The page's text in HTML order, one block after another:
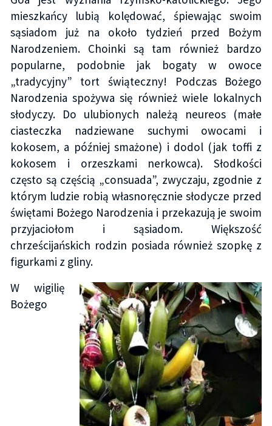
mieszkańcy lubią kolędować, śpiewając swoim
sąsiadom już na około tydzień przed Bożym
Narodzeniem. Choinki są tam również bardzo
popularne, podobnie jak bogaty w owoce
„tradycyjny” tort świąteczny! Podczas Bożego
Narodzenia spożywa się również wiele lokalnych
słodyczy. Do ulubionych należą neureos (małe
ciasteczka nadziewane suchymi owocami i
kokosem, a później smażone) i dodol (jak toffi z
kokosem i orzeszkami nerkowca). Słodkości
często są częścią „consuada”, zwyczaju, zgodnie z
którym ludzie robią własnoręcznie słodycze przed
świętami Bożego Narodzenia i przekazują je swoim
przyjaciołom i sąsiadom. Większość
chrześcijańskich rodzin posiada również szopkę z
figurkami z gliny.
W wigilię
Bożego